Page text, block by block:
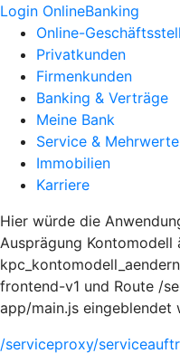
Login OnlineBanking
Online-
Privatkunden
Firmenkunden
Banking & Verträge
Meine Bank
Service & Mehrwerte
Immobilien
Karriere
Hier würde die
Ausprägung Kontomodell
frontend-v1 und Route /
app/main.js eingeblendet
/serviceproxy/